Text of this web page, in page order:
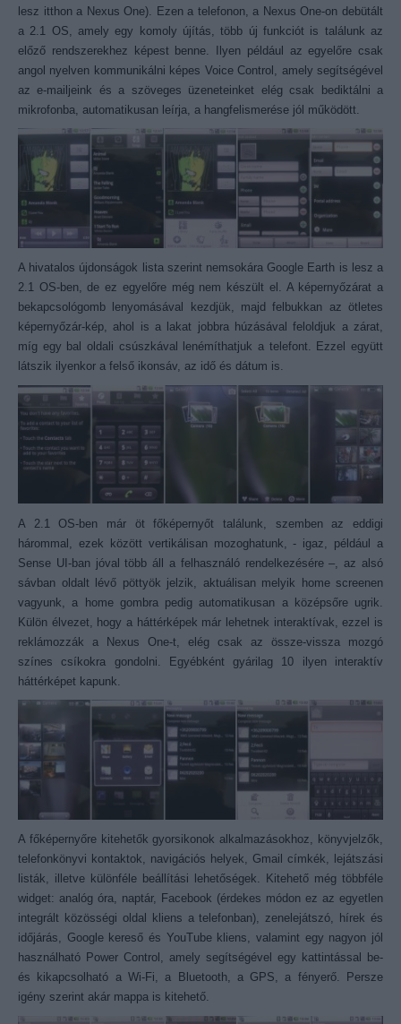
lesz itthon a Nexus One). Ezen a telefonon, a Nexus One-on debütált
a 2.1 OS, amely egy komoly újítás, több új funkciót is találunk az
előző rendszerekhez képest benne. Ilyen például az egyelőre csak
angol nyelven kommunikálni képes Voice Control, amely segítségével
az e-mailjeink és a szöveges üzeneteinket elég csak bediktálni a
mikrofonba, automatikusan leírja, a hangfelismerése jól működött.
A hivatalos újdonságok lista szerint nemsokára Google Earth is lesz a
2.1 OS-ben, de ez egyelőre még nem készült el. A képernyőzárat a
bekapcsológomb lenyomásával kezdjük, majd felbukkan az ötletes
képernyőzár-kép, ahol is a lakat jobbra húzásával feloldjuk a zárat,
míg egy bal oldali csúszkával lenémíthatjuk a telefont. Ezzel együtt
látszik ilyenkor a felső ikonsáv, az idő és dátum is.
A 2.1 OS-ben már öt főképernyőt találunk, szemben az eddigi
hárommal, ezek között vertikálisan mozoghatunk, - igaz, például a
Sense UI-ban jóval több áll a felhasználó rendelkezésére –, az alsó
sávban oldalt lévő pöttyök jelzik, aktuálisan melyik home screenen
vagyunk, a home gombra pedig automatikusan a középsőre ugrik.
Külön élvezet, hogy a háttérképek már lehetnek interaktívak, ezzel is
reklámozzák a Nexus One-t, elég csak az össze-vissza mozgó
színes csíkokra gondolni. Egyébként gyárilag 10 ilyen interaktív
háttérképet kapunk.
A főképernyőre kitehetők gyorsikonok alkalmazásokhoz, könyvjelzők,
telefonkönyvi kontaktok, navigációs helyek, Gmail címkék, lejátszási
listák, illetve különféle beállítási lehetőségek. Kitehető még többféle
widget: analóg óra, naptár, Facebook (érdekes módon ez az egyetlen
integrált közösségi oldal kliens a telefonban), zenelejátszó, hírek és
időjárás, Google kereső és YouTube kliens, valamint egy nagyon jól
használható Power Control, amely segítségével egy kattintással be-
és kikapcsolható a Wi-Fi, a Bluetooth, a GPS, a fényerő. Persze
igény szerint akár mappa is kitehető.